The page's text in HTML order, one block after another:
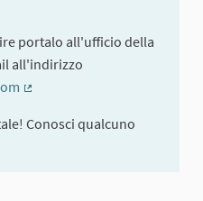
portalo all'ufficio della
all'indirizzo
Conosci qualcuno